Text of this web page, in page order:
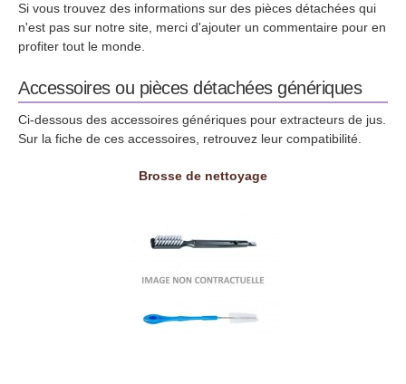
Si vous trouvez des informations sur des pièces détachées qui
n'est pas sur notre site, merci d'ajouter un commentaire pour en
profiter tout le monde.
Accessoires ou pièces détachées génériques
Ci-dessous des accessoires génériques pour extracteurs de jus.
Sur la fiche de ces accessoires, retrouvez leur compatibilité.
Brosse de nettoyage